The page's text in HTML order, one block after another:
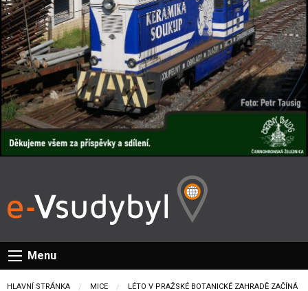
Menu
HLAVNÍ STRÁNKA MICE CURRENT:
LÉTO V PRAŽSKÉ BOTANICKÉ ZAHRADĚ ZAČÍNÁ